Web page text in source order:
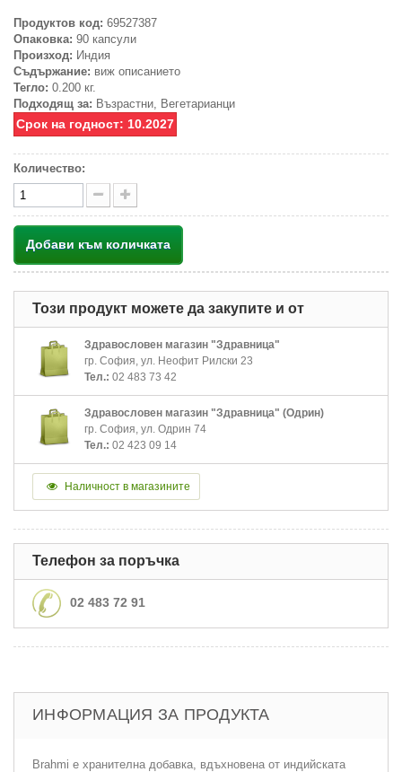
Продуктов код: 69527387
Опаковка: 90 капсули
Произход: Индия
Съдържание: виж описанието
Тегло: 0.200 кг.
Подходящ за: Възрастни, Вегетарианци
Срок на годност: 10.2027
Количество:
Добави към количката
Този продукт можете да закупите и от
Здравословен магазин "Здравница"
гр. София, ул. Неофит Рилски 23
Тел.: 02 483 73 42
Здравословен магазин "Здравница" (Одрин)
гр. София, ул. Одрин 74
Тел.: 02 423 09 14
Наличност в магазините
Телефон за поръчка
02 483 72 91
ИНФОРМАЦИЯ ЗА ПРОДУКТА
Brahmi е хранителна добавка, вдъхновена от индийската